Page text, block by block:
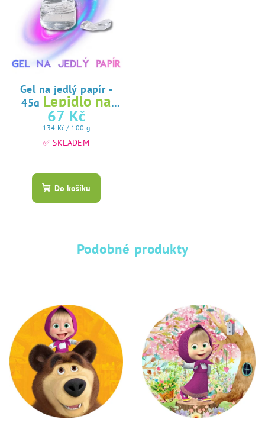
Gel na jedlý papír -
45g Lepidlo na
jedlý papír
67 Kč
Měrná
cena:
134 Kč / 100 g
✅ SKLADEM
hodnocení
produktu
hvězdiček.
Do košíku
Podobné produkty